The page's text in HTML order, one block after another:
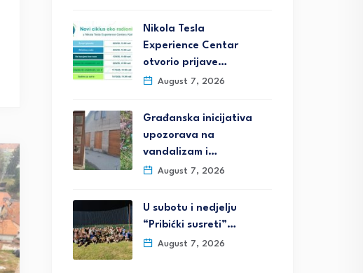
Nikola Tesla
Experience Centar
otvorio prijave…
August 7, 2026
Građanska inicijativa
upozorava na
vandalizam i…
August 7, 2026
U subotu i nedjelju
“Pribićki susreti”…
August 7, 2026